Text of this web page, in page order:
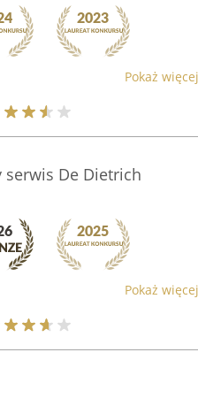
Pokaż
serwis De Dietrich
Pokaż